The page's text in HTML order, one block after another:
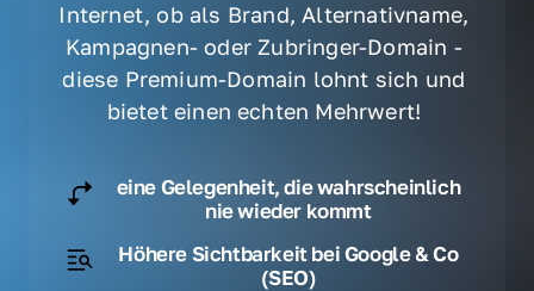
Internet, ob als Brand, Alternativname,
Kampagnen- oder Zubringer-Domain -
diese Premium-Domain lohnt sich und
bietet einen echten Mehrwert!
eine Gelegenheit, die wahrscheinlich
nie wieder kommt
Höhere Sichtbarkeit bei Google & Co
(SEO)